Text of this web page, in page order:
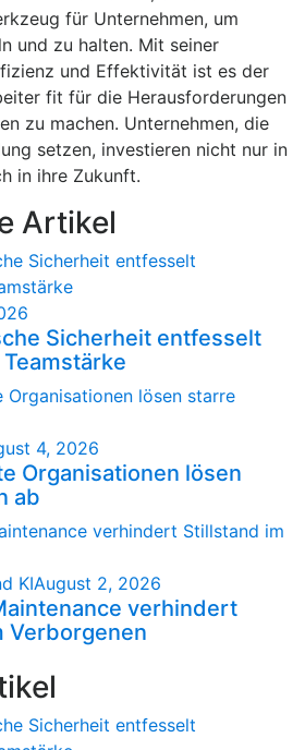
für Unternehmen, um
und zu halten. Mit seiner
und Effektivität ist es der
fit für die Herausforderungen
zu machen. Unternehmen, die
setzen, investieren nicht nur in
in ihre Zukunft.
Artikel
Sicherheit entfesselt
4, 2026
Organisationen lösen
ab
KIAugust 2, 2026
verhindert
Verborgenen
Sicherheit entfesselt